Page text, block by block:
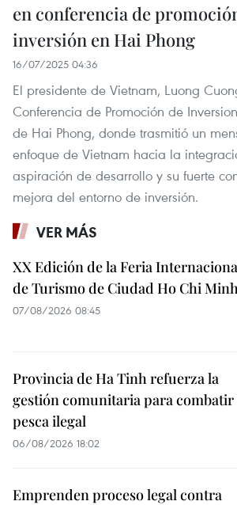
en conferencia de
inversión en Hai Phong
16/07/2025 04:36
El presidente de Vietnam, Luong
Conferencia de Promoción de
de Hai Phong, donde trasmitió un
enfoque de Vietnam hacia la
aspiración de desarrollo y su fuerte
mejora del entorno de inversión.
VER MÁS
XX Edición de la Feria
de Turismo de Ciudad Ho Chi
07/08/2026 08:45
Provincia de Ha Tinh refuerza la
gestión comunitaria para combatir
pesca ilegal
06/08/2026 18:02
Emprenden proceso legal contra